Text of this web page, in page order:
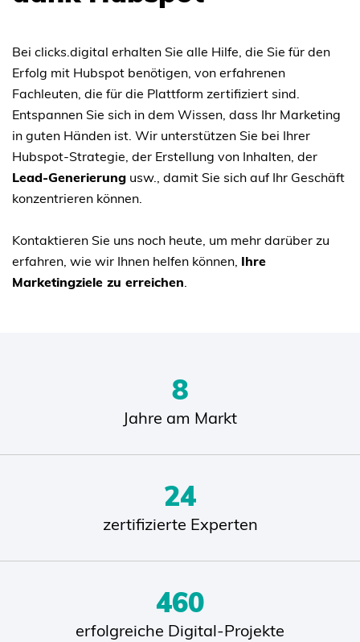
Bei clicks.digital erhalten Sie alle Hilfe, die Sie für den
Erfolg mit Hubspot benötigen, von erfahrenen
Fachleuten, die für die Plattform zertifiziert sind.
Entspannen Sie sich in dem Wissen, dass Ihr Marketing
in guten Händen ist. Wir unterstützen Sie bei Ihrer
Hubspot-Strategie, der Erstellung von Inhalten, der
Lead-Generierung usw., damit Sie sich auf Ihr Geschäft
konzentrieren können.
Kontaktieren Sie uns noch heute, um mehr darüber zu
erfahren, wie wir Ihnen helfen können, Ihre
Marketingziele zu erreichen.
10
Jahre am Markt
28
zertifizierte Experten
559
erfolgreiche Digital-Projekte